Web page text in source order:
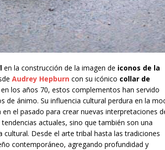
en la construcción de la imagen de iconos de la
Audrey Hepburn con su icónico collar de
en los años 70, estos complementos han servido
de ánimo. Su influencia cultural perdura en la
el pasado para crear nuevas interpretaciones
actuales, sino que también son una
Desde el arte tribal hasta las tradiciones
contemporáneo, agregando profundidad y